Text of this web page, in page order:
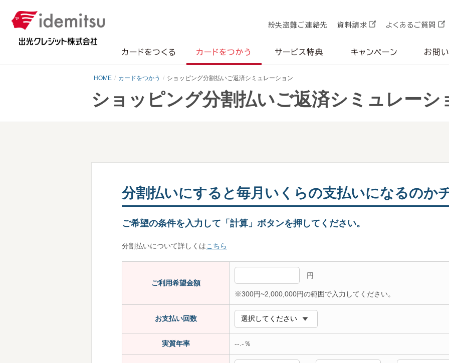
紛失盗難ご連絡先 資料請求 よくあるご質問
カードをつくる カードをつかう サービス特典 キャンペーン お問
HOME カードをつかう ショッピング分割払いご返済シミュレーション
ショッピング分割払いご返済シミュレーシ
分割払いにすると毎月いくらの支払いになるのか
ご希望の条件を入力して「計算」ボタンを押してください。
分割払いについて詳しくはこちら
ご利用希望金額
円
※300円~2,000,000円の範囲で入力してください。
お支払い回数
実質年率 --.-％